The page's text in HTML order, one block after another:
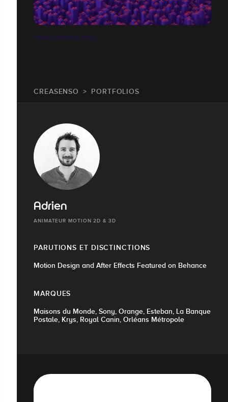
FRANCE DESIGN WEEK
CREASENSO PORTFOLIOS
Adrien
ANIMATEUR MOTION 2D & 3D
PARUTIONS ET DISCTINCTIONS
Motion Design and After Effects Featured on Behance
MARQUES
Maisons du Monde, Sony, Orange, Esteban, La Banque
Postale, Krys, Royal Canin, Orléans Métropole